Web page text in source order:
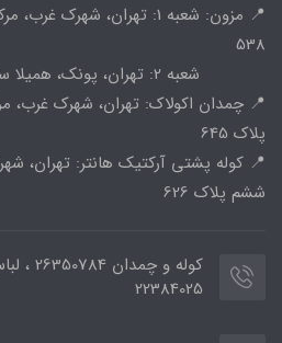
📍 مزون: شعبه 1: تهران،
538
شعبه 2: تهران، پونک، همیلا سنتر، طبقه اول 143
📍 چمدان اکولاک: تهران، شهرک غرب،
پلاک 645
📍 کوله پشتی آرکتیک هانتر: تهران،
ششم پلاک 626
22384025